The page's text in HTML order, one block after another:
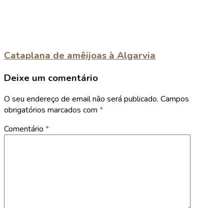
Cataplana de amêijoas à Algarvia
Deixe um comentário
O seu endereço de email não será publicado. Campos
obrigatórios marcados com *
Comentário *